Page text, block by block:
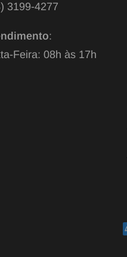
3199-4277
:
Feira: 08h às 17h